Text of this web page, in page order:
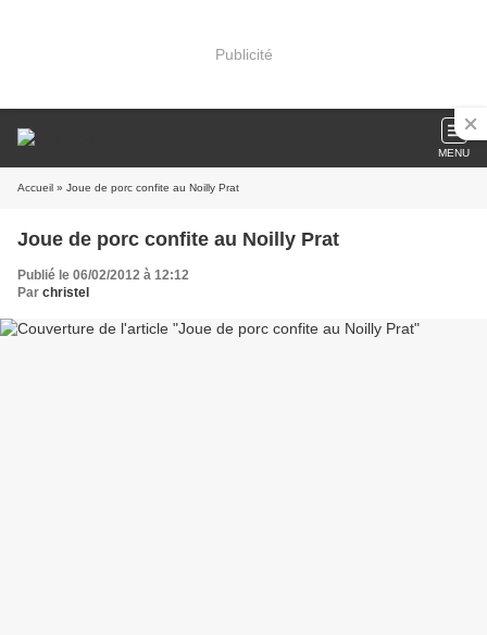
Publicité
MENU
Accueil » Joue de porc confite au Noilly Prat
Joue de porc confite au Noilly Prat
Publié le 06/02/2012 à 12:12
Par christel